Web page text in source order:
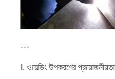
---
I. ওয়েল্ডিং উপকরণের প্রয়োজনীয়তা